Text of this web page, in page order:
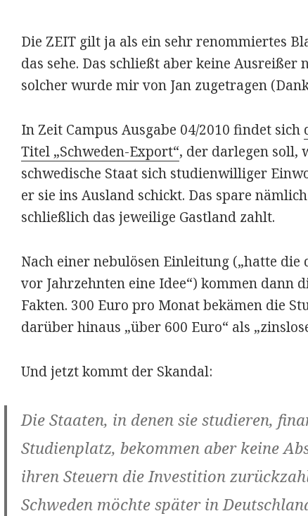
Die ZEIT gilt ja als ein sehr renommiertes
das sehe. Das schließt aber keine Ausreißer
solcher wurde mir von Jan zugetragen
In Zeit Campus Ausgabe 04/2010 findet sich
Titel „Schweden-Export“, der darlegen soll,
schwedische Staat sich studienwilliger
er sie ins Ausland schickt. Das spare
schließlich das jeweilige Gastland zahlt.
Nach einer nebulösen Einleitung („hatte die
vor Jahrzehnten eine Idee“) kommen dann
Fakten. 300 Euro pro Monat bekämen die
darüber hinaus „über 600 Euro“ als
Und jetzt kommt der Skandal:
Die Staaten, in denen sie studieren,
Studienplatz, bekommen aber keine
ihren Steuern die Investition
Schweden möchte später in